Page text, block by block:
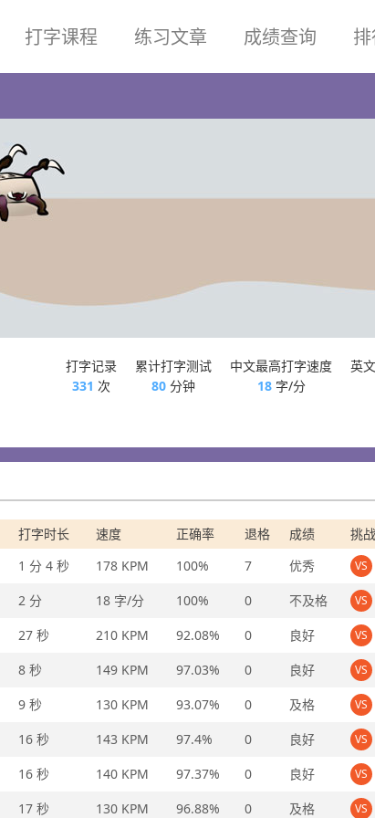
打字课程 练习文章 成绩查询
打字记录
331 次
累计打字测试
80 分钟
中文最高打字速度
18字/分
英
打字时长 速度 正确率 退格 成绩 挑战
1 分 4 秒 178 KPM 100% 7 优秀 VS
2 分 18 字/分 100% 0 不及格 VS
27 秒 210 KPM 92.08% 0 良好 VS
8 秒 149 KPM 97.03% 0 良好 VS
9 秒 130 KPM 93.07% 0 及格 VS
16 秒 143 KPM 97.4% 0 良好 VS
16 秒 140 KPM 97.37% 0 良好 VS
17 秒 130 KPM 96.88% 0 及格 VS